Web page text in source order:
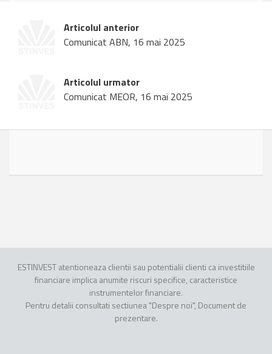
Articolul anterior
Comunicat ABN, 16 mai 2025
Articolul urmator
Comunicat MEOR, 16 mai 2025
ESTINVEST atentioneaza clientii sau potentialii clienti ca investitiile
financiare implica anumite riscuri specifice, caracteristice
instrumentelor financiare.
Pentru detalii consultati sectiunea "Despre noi", Document de
prezentare.